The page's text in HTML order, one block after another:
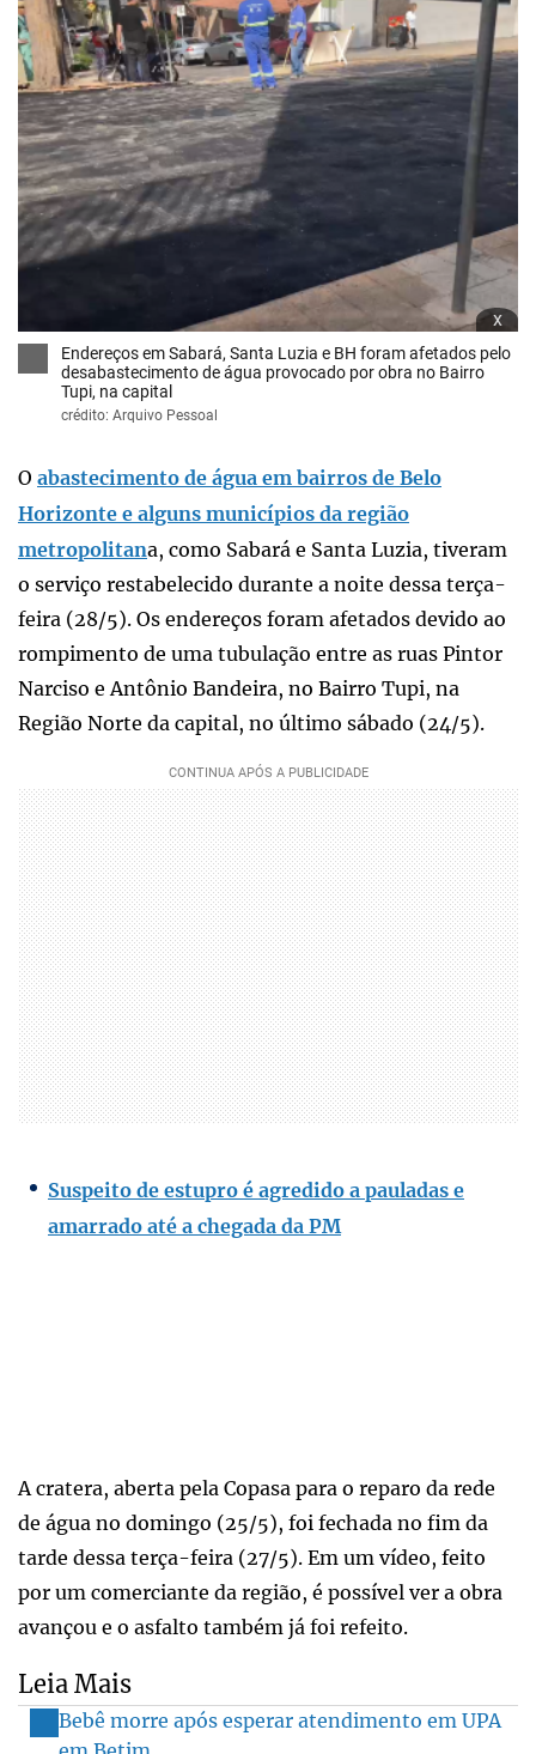
x
Endereços em Sabará, Santa Luzia e BH foram afetados pelo
desabastecimento de água provocado por obra no Bairro
Tupi, na capital
crédito: Arquivo Pessoal
O abastecimento de água em bairros de Belo
Horizonte e alguns municípios da região
metropolitana, como Sabará e Santa Luzia, tiveram
o serviço restabelecido durante a noite dessa terça-
feira (28/5). Os endereços foram afetados devido ao
rompimento de uma tubulação entre as ruas Pintor
Narciso e Antônio Bandeira, no Bairro Tupi, na
Região Norte da capital, no último sábado (24/5).
Suspeito de estupro é agredido a pauladas e
amarrado até a chegada da PM
A cratera, aberta pela Copasa para o reparo da rede
de água no domingo (25/5), foi fechada no fim da
tarde dessa terça-feira (27/5). Em um vídeo, feito
por um comerciante da região, é possível ver a obra
avançou e o asfalto também já foi refeito.
Leia Mais
Bebê morre após esperar atendimento em UPA